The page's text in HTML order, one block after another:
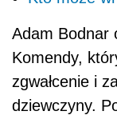
Adam Bodnar
Komendy,
zgwałcenie i
dziewczyny.